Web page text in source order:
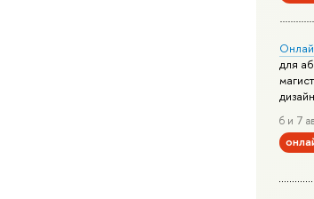
для
6 и 7